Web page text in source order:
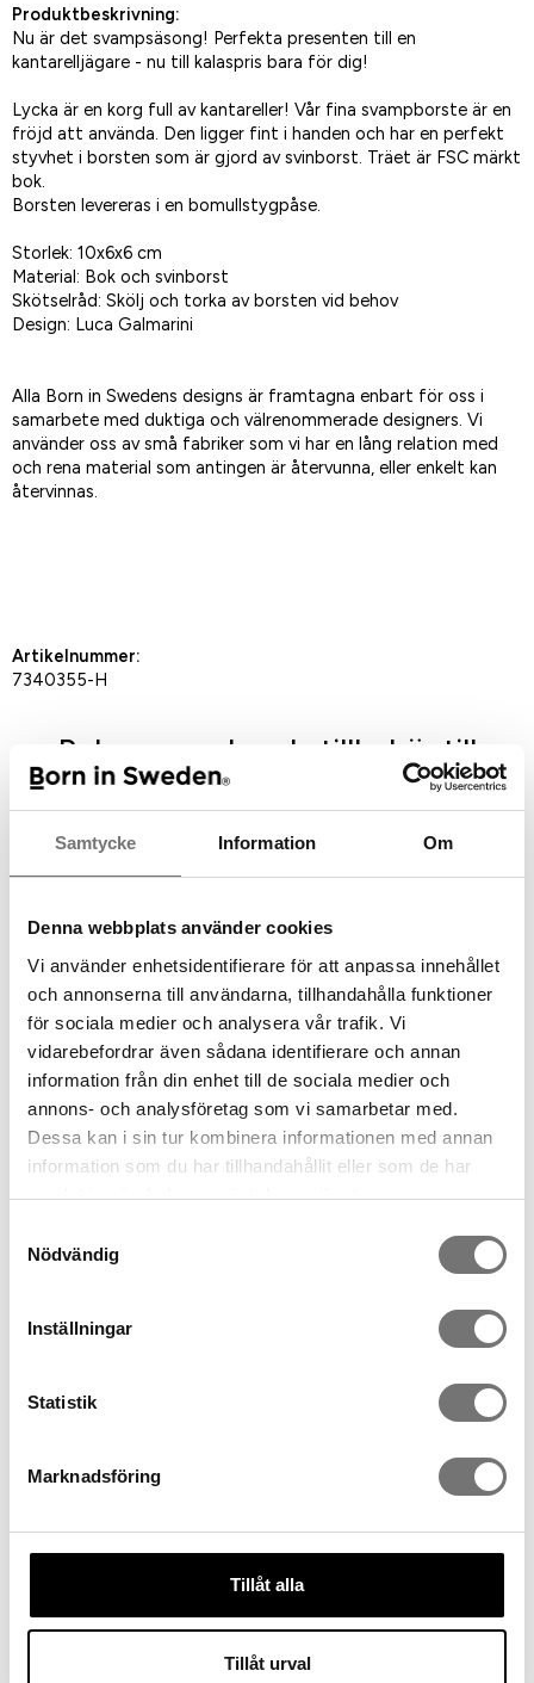
Samtycke Information Om
Denna webbplats använder cookies
Vi använder enhetsidentifierare för att anpassa innehållet
och annonserna till användarna, tillhandahålla funktioner
för sociala medier och analysera vår trafik. Vi
vidarebefordrar även sådana identifierare och annan
information från din enhet till de sociala medier och
annons- och analysföretag som vi samarbetar med.
Dessa kan i sin tur kombinera informationen med annan
information som du har tillhandahållit eller som de har
samlat in när du har använt deras tjänster.
Nödvändig
Inställningar
Statistik
Marknadsföring
Tillåt alla
Tillåt urval
Produktbeskrivning:
Nu är det svampsäsong! Perfekta presenten till en
kantarelljägare - nu till kalaspris bara för dig!
Lycka är en korg full av kantareller! Vår fina svampborste är en
fröjd att använda. Den ligger fint i handen och har en perfekt
styvhet i borsten som är gjord av svinborst. Träet är FSC märkt
bok.
Borsten levereras i en bomullstygpåse.
Storlek: 10x6x6 cm
Material: Bok och svinborst
Skötselråd: Skölj och torka av borsten vid behov
Design: Luca Galmarini
Alla Born in Swedens designs är framtagna enbart för oss i
samarbete med duktiga och välrenommerade designers. Vi
använder oss av små fabriker som vi har en lång relation med
och rena material som antingen är återvunna, eller enkelt kan
återvinnas.
Artikelnummer:
7340355-H
Rekommenderade tillbehör till
denna produkt
Dream skärbräda
329 kr
Potatisborste
229 kr
199 kr 249 kr